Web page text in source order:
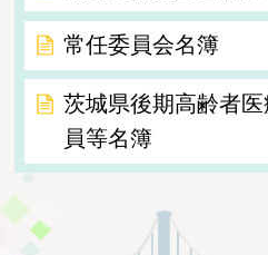
常任委員会名簿
茨城県後期高齢者
員等名簿